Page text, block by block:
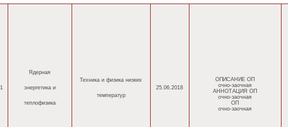
Ядерная
энергетика и
теплофизика
Техника и физика низких
температур
25.06.2018
ОПИСАНИЕ ОП
очно-заочная
АННОТАЦИЯ ОП
очно-заочная
ОП
очно-заочная